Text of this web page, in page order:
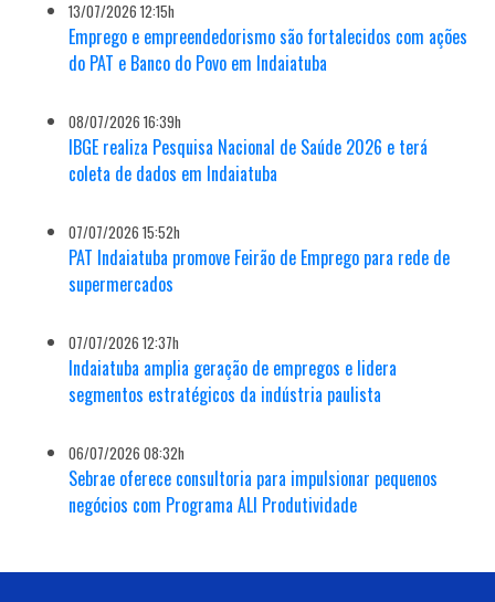
13/07/2026 12:15h
Emprego e empreendedorismo são fortalecidos com ações
do PAT e Banco do Povo em Indaiatuba
08/07/2026 16:39h
IBGE realiza Pesquisa Nacional de Saúde 2026 e terá
coleta de dados em Indaiatuba
07/07/2026 15:52h
PAT Indaiatuba promove Feirão de Emprego para rede de
supermercados
07/07/2026 12:37h
Indaiatuba amplia geração de empregos e lidera
segmentos estratégicos da indústria paulista
06/07/2026 08:32h
Sebrae oferece consultoria para impulsionar pequenos
negócios com Programa ALI Produtividade